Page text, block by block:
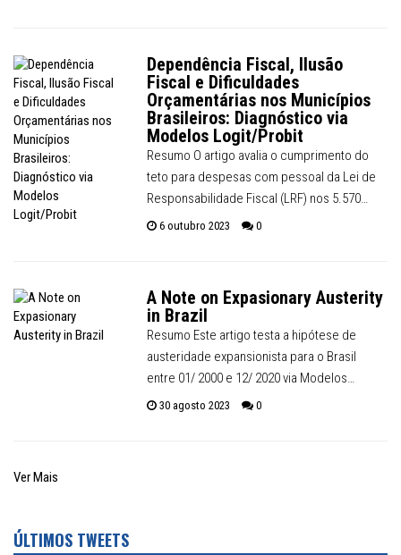
Dependência Fiscal, Ilusão
Fiscal e Dificuldades
Orçamentárias nos Municípios
Brasileiros: Diagnóstico via
Modelos Logit/Probit
Resumo O artigo avalia o cumprimento do
teto para despesas com pessoal da Lei de
Responsabilidade Fiscal (LRF) nos 5.570…
6 outubro 2023 0
A Note on Expasionary Austerity
in Brazil
Resumo Este artigo testa a hipótese de
austeridade expansionista para o Brasil
entre 01/ 2000 e 12/ 2020 via Modelos…
30 agosto 2023 0
Ver Mais
ÚLTIMOS TWEETS